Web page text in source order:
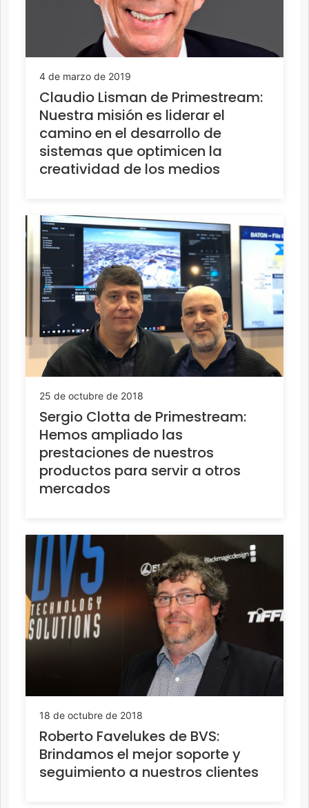
4 de marzo de 2019
Claudio Lisman de Primestream:
Nuestra misión es liderar el
camino en el desarrollo de
sistemas que optimicen la
creatividad de los medios
25 de octubre de 2018
Sergio Clotta de Primestream:
Hemos ampliado las
prestaciones de nuestros
productos para servir a otros
mercados
18 de octubre de 2018
Roberto Favelukes de BVS:
Brindamos el mejor soporte y
seguimiento a nuestros clientes